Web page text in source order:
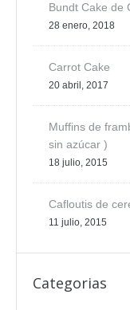
Bundt Cake de
28 enero, 2018
Carrot Cake
20 abril, 2017
Muffins de
sin azúcar )
18 julio, 2015
Cafloutis de
11 julio, 2015
Categorias